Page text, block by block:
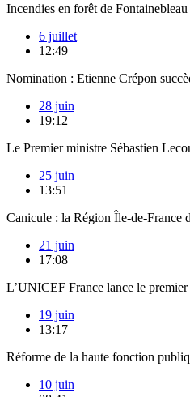
Incendies en forêt de
6 juillet
12:49
Nomination : Etienne Crépon
28 juin
19:12
Le Premier ministre Sébastien
25 juin
13:51
Canicule : la Région Île-de-France
21 juin
17:08
L’UNICEF France lance le premier
19 juin
13:17
Réforme de la haute fonction
10 juin